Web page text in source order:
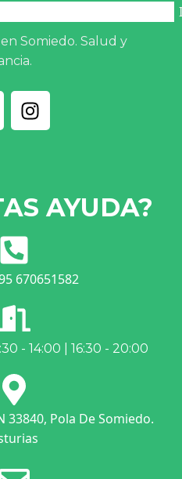
Somiedo. Salud y
AYUDA?
670651582
- 14:00 | 16:30 - 20:00
33840, Pola De Somiedo.